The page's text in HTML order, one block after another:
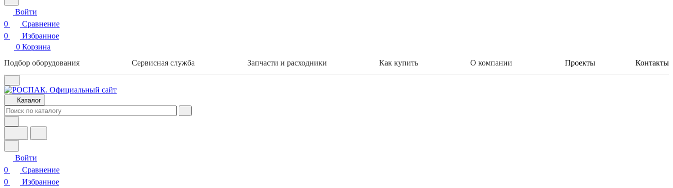
Войти
0
Сравнение
0
Избранное
0 Корзина
Подбор оборудования
Сервисная служба Запчасти и расходники Как купить О компании Проекты Контакты
Каталог
Войти
0
Сравнение
0
Избранное